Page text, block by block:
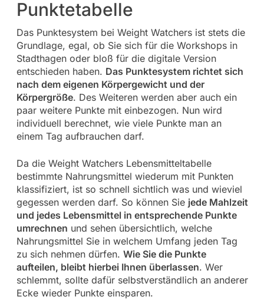
Punktetabelle
Das Punktesystem bei Weight Watchers ist stets die
Grundlage, egal, ob Sie sich für die Workshops in
Stadthagen oder bloß für die digitale Version
entschieden haben. Das Punktesystem richtet sich
nach dem eigenen Körpergewicht und der
Körpergröße. Des Weiteren werden aber auch ein
paar weitere Punkte mit einbezogen. Nun wird
individuell berechnet, wie viele Punkte man an
einem Tag aufbrauchen darf.
Da die Weight Watchers Lebensmitteltabelle
bestimmte Nahrungsmittel wiederum mit Punkten
klassifiziert, ist so schnell sichtlich was und wieviel
gegessen werden darf. So können Sie jede Mahlzeit
und jedes Lebensmittel in entsprechende Punkte
umrechnen und sehen übersichtlich, welche
Nahrungsmittel Sie in welchem Umfang jeden Tag
zu sich nehmen dürfen. Wie Sie die Punkte
aufteilen, bleibt hierbei Ihnen überlassen. Wer
schlemmt, sollte dafür selbstverständlich an anderer
Ecke wieder Punkte einsparen.